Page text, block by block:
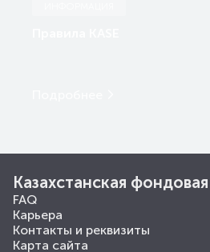
Казахстанская
FAQ
Карьера
Контакты и реквизиты
Карта сайта